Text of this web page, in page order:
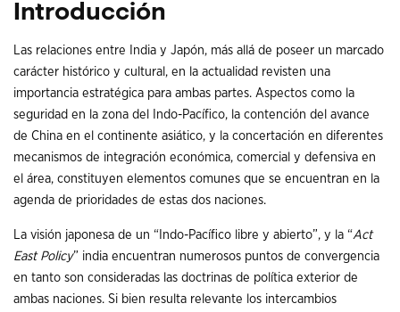
Introducción
Las relaciones entre India y Japón, más allá de poseer un marcado
carácter histórico y cultural, en la actualidad revisten una
importancia estratégica para ambas partes. Aspectos como la
seguridad en la zona del Indo-Pacífico, la contención del avance
de China en el continente asiático, y la concertación en diferentes
mecanismos de integración económica, comercial y defensiva en
el área, constituyen elementos comunes que se encuentran en la
agenda de prioridades de estas dos naciones.
La visión japonesa de un “Indo-Pacífico libre y abierto”, y la “Act
East Policy” india encuentran numerosos puntos de convergencia
en tanto son consideradas las doctrinas de política exterior de
ambas naciones. Si bien resulta relevante los intercambios